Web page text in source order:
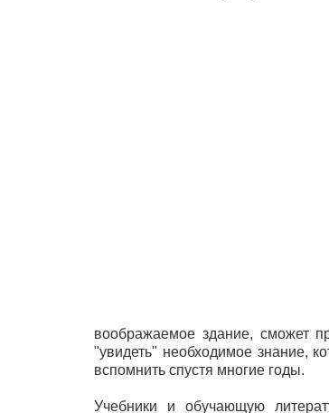
воображаемое здание, сможет
"увидеть" необходимое знание,
вспомнить спустя многие годы.
Учебники и обучающую